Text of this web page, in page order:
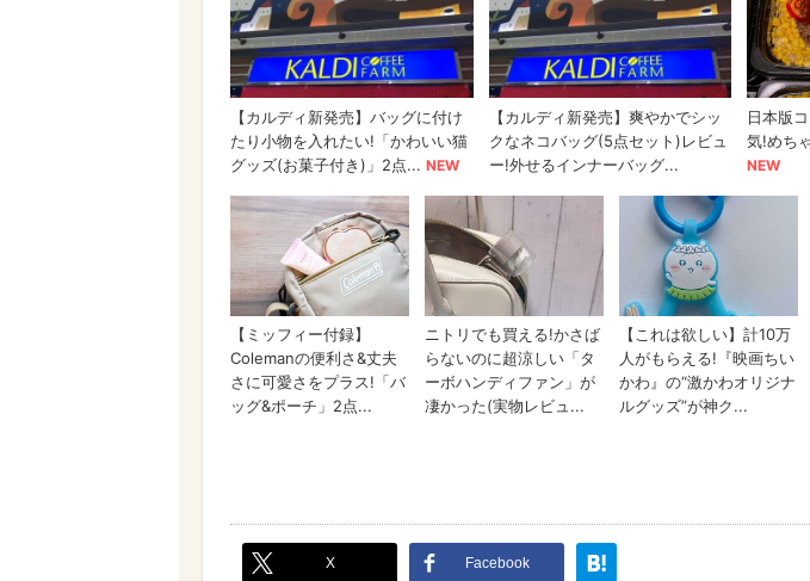
X Facebook